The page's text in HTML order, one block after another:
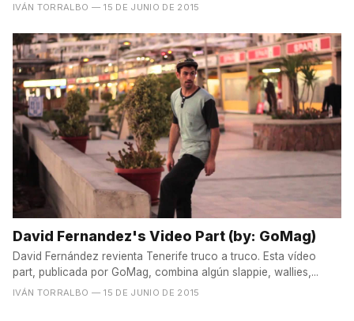
IVÁN TORRALBO — 15 DE JUNIO DE 2015
David Fernandez's Video Part (by: GoMag)
David Fernández revienta Tenerife truco a truco. Esta vídeo
part, publicada por GoMag, combina algún slappie, wallies,...
IVÁN TORRALBO — 15 DE JUNIO DE 2015